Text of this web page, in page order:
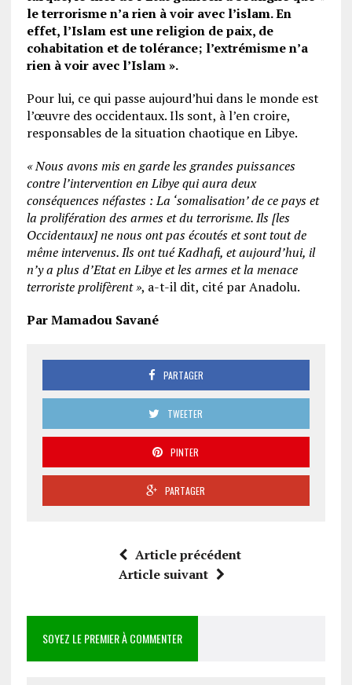
le terrorisme n’a rien à voir avec l’islam. En
effet, l’Islam est une religion de paix, de
cohabitation et de tolérance; l’extrémisme n’a
rien à voir avec l’Islam ».
Pour lui, ce qui passe aujourd’hui dans le monde est
l’œuvre des occidentaux. Ils sont, à l’en croire,
responsables de la situation chaotique en Libye.
« Nous avons mis en garde les grandes puissances
contre l’intervention en Libye qui aura deux
conséquences néfastes : La ‘somalisation’ de ce pays et
la prolifération des armes et du terrorisme. Ils [les
Occidentaux] ne nous ont pas écoutés et sont tout de
même intervenus. Ils ont tué Kadhafi, et aujourd’hui, il
n’y a plus d’Etat en Libye et les armes et la menace
terroriste prolifèrent », a-t-il dit, cité par Anadolu.
Par Mamadou Savané
PARTAGER
TWEETER
PINTER
PARTAGER
Article précédent
Article suivant
SOYEZ LE PREMIER À COMMENTER